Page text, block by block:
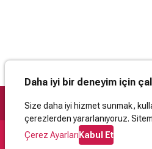
Daha iyi bir deneyim için
Size daha iyi hizmet sunmak,
çerezlerden yararlanıyoruz.
Çerez AyarlarıKabul Et